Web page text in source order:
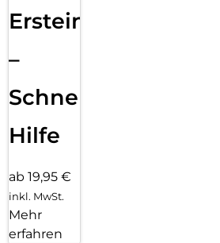
Ersteinrichtung
–
Schnelle
Hilfe
ab 19,95 €
inkl. MwSt.
Mehr
erfahren